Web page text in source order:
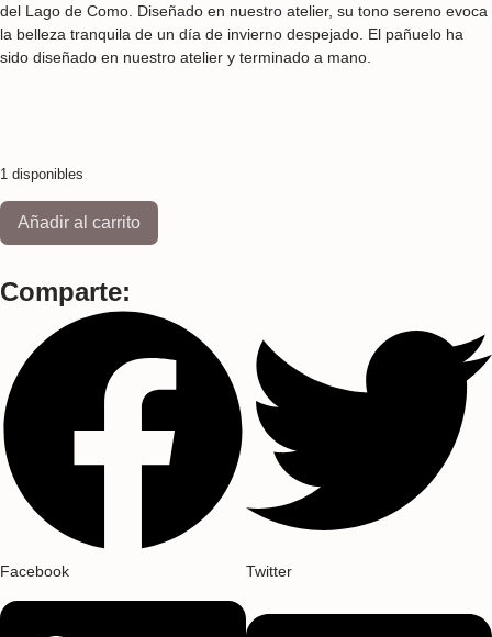
del Lago de Como. Diseñado en nuestro atelier, su tono sereno evoca
la belleza tranquila de un día de invierno despejado. El pañuelo ha
sido diseñado en nuestro atelier y terminado a mano.
1 disponibles
Añadir al carrito
Comparte:
Facebook Twitter